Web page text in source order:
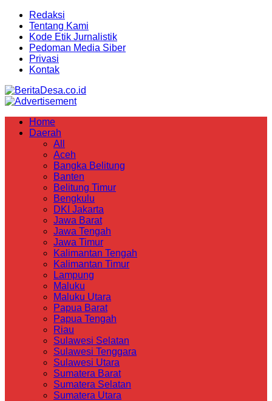
Redaksi
Tentang Kami
Kode Etik Jurnalistik
Pedoman Media Siber
Privasi
Kontak
Home
Daerah
All
Aceh
Bangka Belitung
Banten
Belitung Timur
Bengkulu
DKI Jakarta
Jawa Barat
Jawa Tengah
Jawa Timur
Kalimantan Tengah
Kalimantan Timur
Lampung
Maluku
Maluku Utara
Papua Barat
Papua Tengah
Riau
Sulawesi Selatan
Sulawesi Tenggara
Sulawesi Utara
Sumatera Barat
Sumatera Selatan
Sumatera Utara